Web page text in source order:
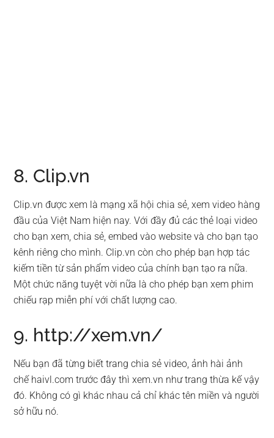
8. Clip.vn
Clip.vn được xem là mạng xã hội chia sẻ, xem video hàng
đầu của Việt Nam hiện nay. Với đầy đủ các thẻ loại video
cho bạn xem, chia sẻ, embed vào website và cho bạn tạo
kênh riêng cho mình. Clip.vn còn cho phép bạn hợp tác
kiếm tiền từ sản phẩm video của chính bạn tạo ra nữa.
Một chức năng tuyệt vời nữa là cho phép bạn xem phim
chiếu rạp miễn phí với chất lượng cao.
9. http://xem.vn/
Nếu bạn đã từng biết trang chia sẻ video, ảnh hài ảnh
chế haivl.com trước đây thì xem.vn như trang thừa kế vậy
đó. Không có gì khác nhau cả chỉ khác tên miền và người
sở hữu nó.